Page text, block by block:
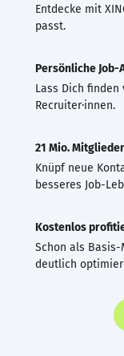
Entdecke mit
passt.
Persönliche Job-
Lass Dich finden
Recruiter·innen.
21 Mio. Mitglieder
Knüpf neue
besseres Job-
Kostenlos
Schon als Basis-
deutlich